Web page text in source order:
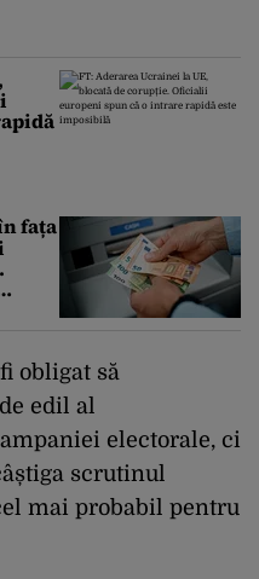
fața
obligat să
edil al
electorale, ci
scrutinul
mai probabil pentru